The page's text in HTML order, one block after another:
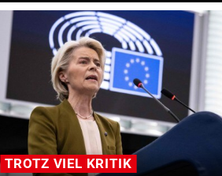
TROTZ VIEL KRITIK